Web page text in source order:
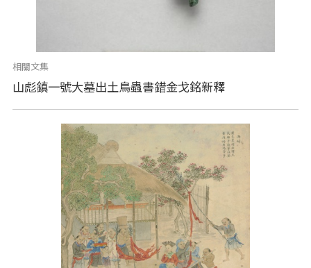
相關文集
山彪鎮一號大墓出土鳥蟲書錯金戈銘新釋